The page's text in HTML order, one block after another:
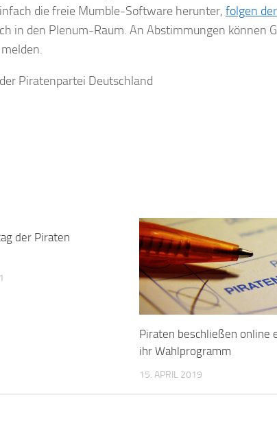
die freie Mumble-Software herunter, folgen der
in den Plenum-Raum. An Abstimmungen können
Piratenpartei Deutschland
der Piraten
Piraten beschließen online
ihr Wahlprogramm
15. APRIL 2019